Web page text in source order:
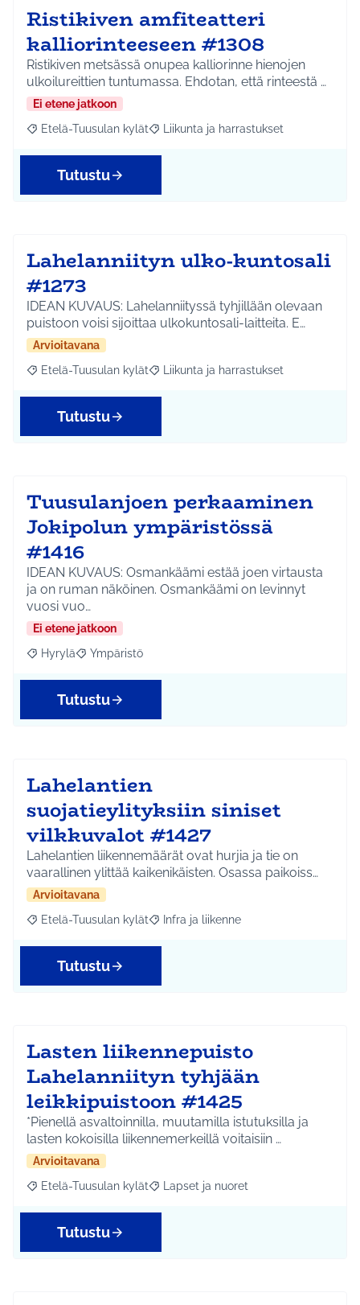
Ristikiven amfiteatteri
kalliorinteeseen #1308
Ristikiven metsässä onupea kalliorinne hienojen
ulkoilureittien tuntumassa. Ehdotan, että rinteestä …
Ei etene jatkoon
Rajaa tulokset aihepiirin mukaan: Etelä-Tuusulan kylät
Etelä-Tuusulan kylät Rajaa tulokset teeman mukaan:
Liikunta ja harrastukset
Tutustu
Lahelanniityn ulko-kuntosali
#1273
IDEAN KUVAUS: Lahelanniityssä tyhjillään olevaan
puistoon voisi sijoittaa ulkokuntosali-laitteita. E…
Arvioitavana
Rajaa tulokset aihepiirin mukaan: Etelä-Tuusulan kylät
Etelä-Tuusulan kylät Rajaa tulokset teeman mukaan:
Liikunta ja harrastukset
Tutustu
Tuusulanjoen perkaaminen
Jokipolun ympäristössä
#1416
IDEAN KUVAUS: Osmankäämi estää joen virtausta
ja on ruman näköinen. Osmankäämi on levinnyt
vuosi vuo…
Ei etene jatkoon
Rajaa tulokset aihepiirin mukaan: Hyrylä
Hyrylä Rajaa tulokset teeman mukaan: Ympäristö
Ympäristö
Tutustu
Lahelantien
suojatieylityksiin siniset
vilkkuvalot #1427
Lahelantien liikennemäärät ovat hurjia ja tie on
vaarallinen ylittää kaikenikäisten. Osassa paikoiss…
Arvioitavana
Rajaa tulokset aihepiirin mukaan: Etelä-Tuusulan kylät
Etelä-Tuusulan kylät Rajaa tulokset teeman mukaan: Infra ja
Infra ja liikenne
Tutustu
Lasten liikennepuisto
Lahelanniityn tyhjään
leikkipuistoon #1425
*Pienellä asvaltoinnilla, muutamilla istutuksilla ja
lasten kokoisilla liikennemerkeillä voitaisiin …
Arvioitavana
Rajaa tulokset aihepiirin mukaan: Etelä-Tuusulan kylät
Etelä-Tuusulan kylät Rajaa tulokset teeman mukaan: Lapset
Lapset ja nuoret
Tutustu